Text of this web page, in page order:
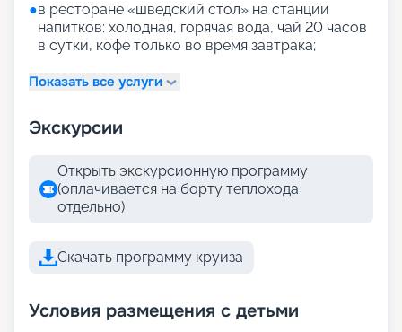
●в ресторане «шведский стол» на станции
напитков: холодная, горячая вода, чай 20 часов
в сутки, кофе только во время завтрака;
Показать все услуги
Экскурсии
Открыть экскурсионную программу
(оплачивается на борту теплохода
отдельно)
Скачать программу круиза
Условия размещения с детьми